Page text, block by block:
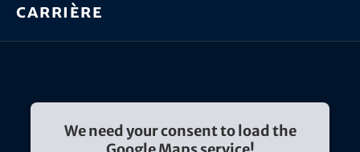
Carrière
We need your consent to load the